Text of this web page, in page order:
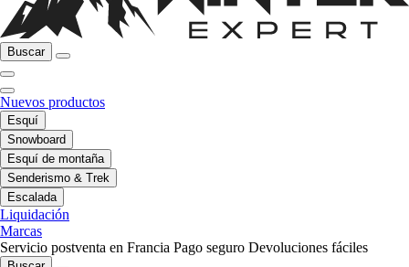
Buscar
Nuevos productos
Esquí
Snowboard
Esquí de montaña
Senderismo & Trek
Escalada
Liquidación
Marcas
Servicio postventa en Francia Pago seguro Devoluciones fáciles